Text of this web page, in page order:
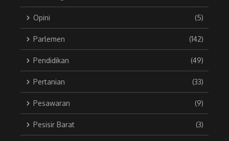
Opini (5)
Parlemen (142)
Pendidikan (49)
Pertanian (33)
Pesawaran (9)
Pesisir Barat (3)